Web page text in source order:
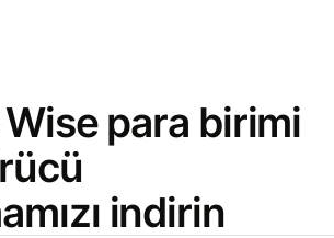
para birimi
indirin